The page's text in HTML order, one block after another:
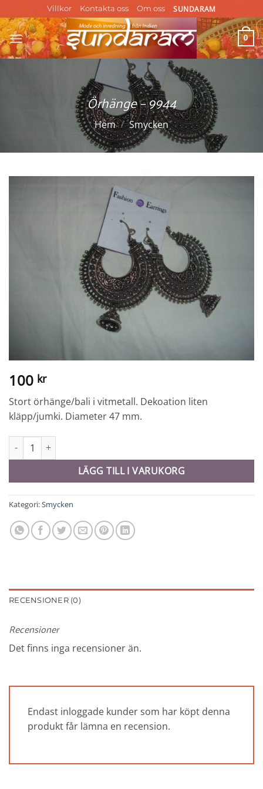
to
content
Villkor Kontakta oss Om oss SUNDARAM
0
Örhänge – 9944
Hem / Smycken
100 kr
Stort örhänge/bali i vitmetall. Dekoation liten
kläpp/jumki. Diameter 47 mm.
Örhänge - 9944 mängd
LÄGG TILL I VARUKORG
Kategori:Smycken
RECENSIONER (0)
Recensioner
Det finns inga recensioner än.
Endast inloggade kunder som har köpt denna
produkt får lämna en recension.